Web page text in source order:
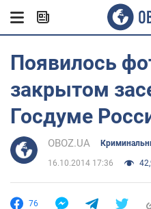
Появилось
закрытом
Госдуме
OBOZ.UA
16.10.2014 17:36
76